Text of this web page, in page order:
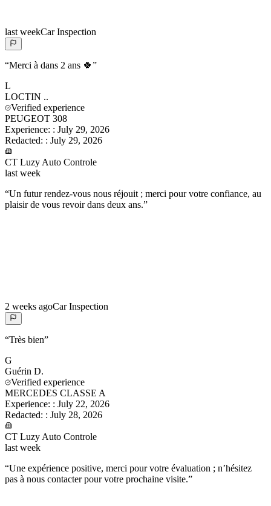
last weekCar Inspection
“Merci à dans 2 ans 🍀”
L
LOCTIN ..
Verified experience
PEUGEOT 308
Experience: : July 29, 2026
Redacted: : July 29, 2026
CT Luzy Auto Controle
last week
“Un futur rendez-vous nous réjouit ; merci pour votre confiance, au
plaisir de vous revoir dans deux ans.”
2 weeks agoCar Inspection
“Très bien”
G
Guérin D.
Verified experience
MERCEDES CLASSE A
Experience: : July 22, 2026
Redacted: : July 28, 2026
CT Luzy Auto Controle
last week
“Une expérience positive, merci pour votre évaluation ; n’hésitez
pas à nous contacter pour votre prochaine visite.”